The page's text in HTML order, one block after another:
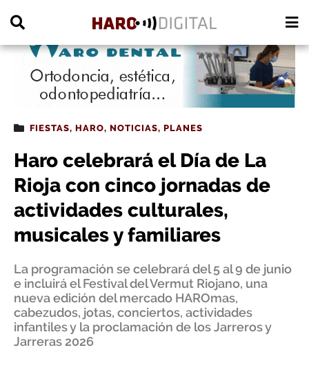
FIESTAS, HARO, NOTICIAS, PLANES
Haro celebrará el Día de La
Rioja con cinco jornadas de
actividades culturales,
musicales y familiares
La programación se celebrará del 5 al 9 de junio
e incluirá el Festival del Vermut Riojano, una
nueva edición del mercado HAROmas,
cabezudos, jotas, conciertos, actividades
infantiles y la proclamación de los Jarreros y
Jarreras 2026